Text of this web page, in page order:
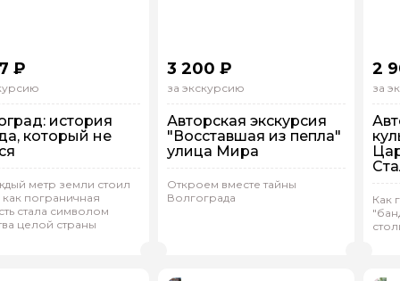
₽
история
который не
метр земли стоил
пограничная
стала символом
целой страны
( 0)
3 200 ₽
за экскурсию
Авторская экскурсия
"Восставшая из пепла"
улица Мира
Откроем вместе тайны
Волгограда
Индивидуальная
Пешком
2
за
Как